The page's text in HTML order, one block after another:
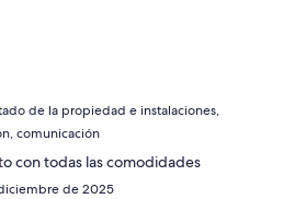
de la propiedad e instalaciones,
comunicación
con todas las comodidades
de 2025